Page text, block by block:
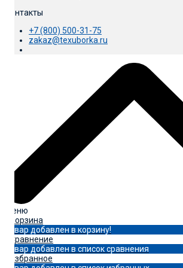
Контакты
+7 (800) 500-31-75
zakaz@texuborka.ru
Меню
Корзина
Товар добавлен в корзину!
Сравнение
Товар добавлен в список сравнения
Избранное